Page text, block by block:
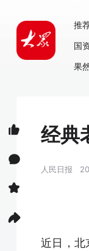
推
国
果
经典
人民日报
近日，北